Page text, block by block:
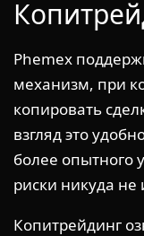
Phemex
механизм, при
копировать
взгляд это
более опытного
риски никуда не
Копитрейдинг